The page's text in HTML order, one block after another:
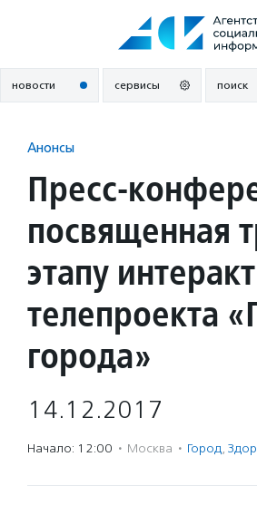
новости сервисы поиск
Анонсы
Пресс-
посвященная
этапу
телепроекта
города»
14.12.2017
Начало: 12:00 · Москва · Город,